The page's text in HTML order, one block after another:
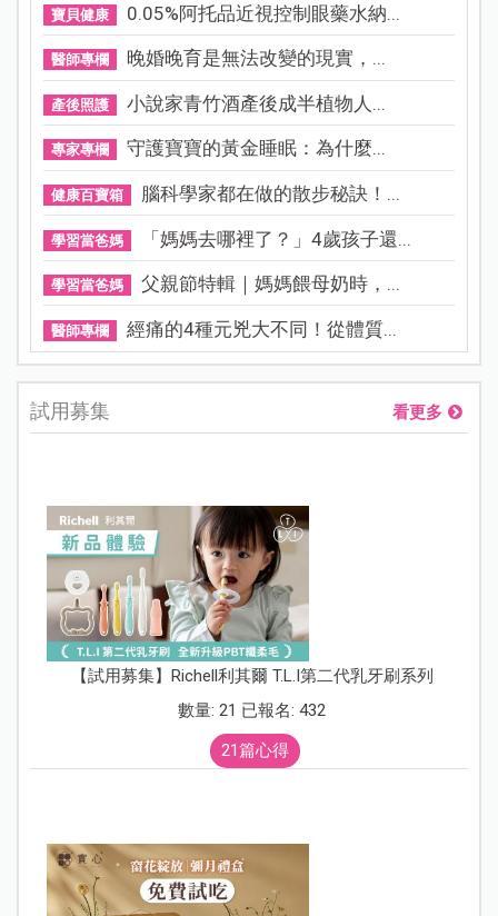
寶貝健康 0.05%阿托品近視控制眼藥水納...
醫師專欄 晚婚晚育是無法改變的現實，...
產後照護 小說家青竹酒產後成半植物人...
專家專欄 守護寶寶的黃金睡眠：為什麼...
健康百寶箱 腦科學家都在做的散步秘訣！...
學習當爸媽 「媽媽去哪裡了？」4歲孩子還...
學習當爸媽 父親節特輯｜媽媽餵母奶時，...
醫師專欄 經痛的4種元兇大不同！從體質...
試用募集 看更多
【試用募集】Richell利其爾 T.L.I第二代乳牙刷系列
數量: 21 已報名: 432
21篇心得